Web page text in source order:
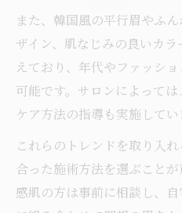
また、韓国風の平行眉やふ
ザイン、肌なじみの良いカ
えており、年代やファッシ
可能です。サロンによって
ケア方法の指導も実施してい
これらのトレンドを取り入
合った施術方法を選ぶこと
感肌の方は事前に相談し、